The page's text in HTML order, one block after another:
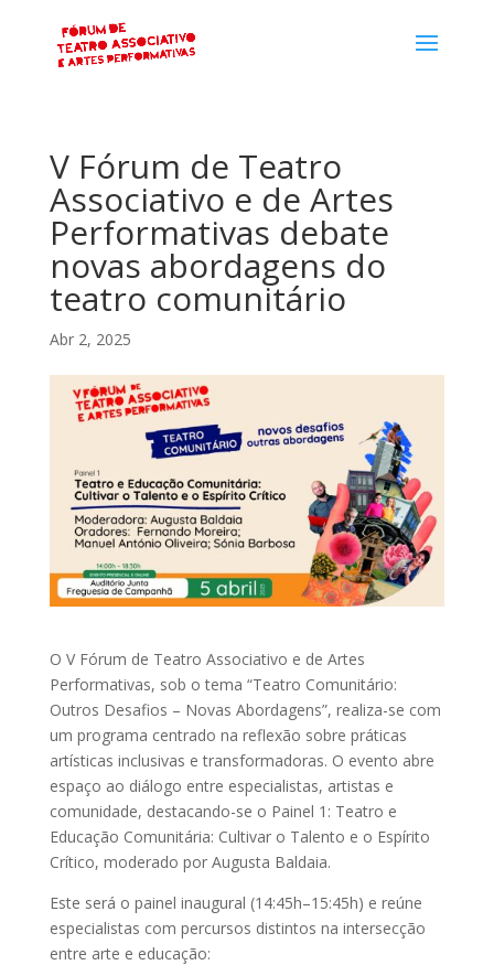
V Fórum de Teatro
Associativo e de Artes
Performativas debate
novas abordagens do
teatro comunitário
Abr 2, 2025
O V Fórum de Teatro Associativo e de Artes
Performativas, sob o tema “Teatro Comunitário:
Outros Desafios – Novas Abordagens”, realiza-se com
um programa centrado na reflexão sobre práticas
artísticas inclusivas e transformadoras. O evento abre
espaço ao diálogo entre especialistas, artistas e
comunidade, destacando-se o Painel 1: Teatro e
Educação Comunitária: Cultivar o Talento e o Espírito
Crítico, moderado por Augusta Baldaia.
Este será o painel inaugural (14:45h–15:45h) e reúne
especialistas com percursos distintos na intersecção
entre arte e educação: